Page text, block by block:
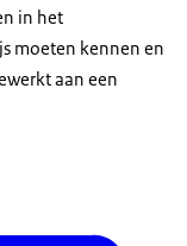
in het
moeten kennen en
aan een